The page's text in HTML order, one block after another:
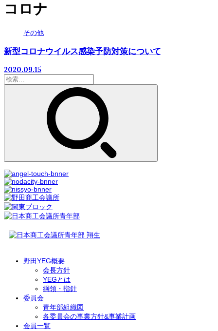
コロナ
その他
新型コロナウイルス感染予防対策について
2020.09.15
検
索:
野田YEG概要
会長方針
YEGとは
綱領・指針
委員会
青年部組織図
各委員会の事業方針&事業計画
会員一覧